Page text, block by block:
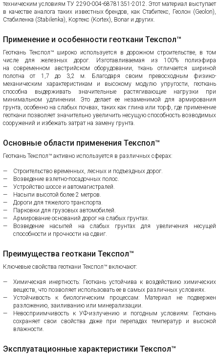
техническим условиям ТУ 2290-004-68781351-2012. Этот материал выступает
в качестве аналога таких известных брендов, как Стабитекс, Геолон (Geolon),
Стабиленка (Stabilenka), Кортекс (Kortex), Bonar и других.
Применение и особенности геоткани Текспол™
Геоткань Текспол™ широко используется в дорожном строительстве, в том
числе для железных дорог. Изготавливаемая из 100% полиэфира
на современном австрийском оборудовании, ткань отличается шириной
полотна от 1,7 до 3,2 м. Благодаря своим превосходным физико-
механическим характеристикам и высокому модулю упругости, геоткань
способна выдерживать значительные растягивающие нагрузки при
минимальном удлинении. Это делает ее незаменимой для армирования
грунта, особенно на слабых почвах, таких как глина или торф, где применение
геоткани позволяет значительно увеличить несущую способность возводимых
сооружений и избежать затрат на замену грунта.
Основные области применения Текспол™
Геоткань Текспол™ активно используется в различных сферах:
Строительство временных, лесных и подъездных дорог.
Возведение взлетно-посадочных полос.
Устройство шоссе и автомагистралей.
Насыпи высотой более 2 метров.
Дороги для тяжелого транспорта.
Парковки для грузовых автомобилей.
Армирование оснований дорог на слабых грунтах.
Возведение насыпей на слабых грунтах для увеличения несущей
способности и прочности на сдвиг.
Преимущества геоткани Текспол™
Ключевые свойства геоткани Текспол™ включают:
Химическая инертность: Геоткань устойчива к воздействию химических
веществ, что позволяет использовать ее в самых различных условиях.
Устойчивость к биологическим процессам: Материал не подвержен
разложению, заиливанию или минерализации.
Невосприимчивость к УФ-излучению и погодным условиям: Геоткань
сохраняет свои свойства даже при перепадах температур и высокой
влажности.
Эксплуатационные характеристики Текспол™